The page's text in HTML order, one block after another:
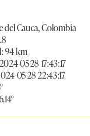
del Cauca, Colombia
94 km
05-28 17:43:17
05-28 22:43:17